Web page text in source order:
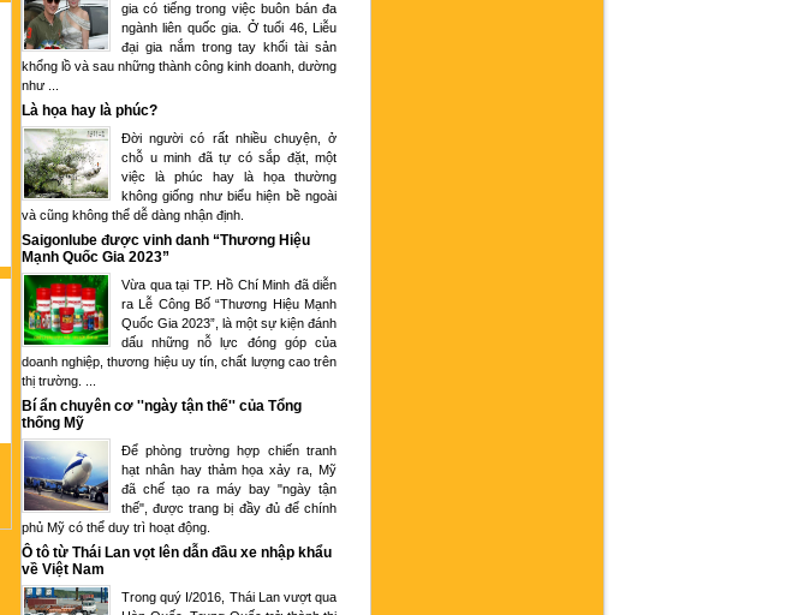
gia có tiếng trong việc buôn bán đa
ngành liên quốc gia. Ở tuổi 46, Liễu
đại gia nắm trong tay khối tài sản
khổng lồ và sau những thành công kinh doanh, dường
như ...
Là họa hay là phúc?
Đời người có rất nhiều chuyện, ở
chỗ u minh đã tự có sắp đặt, một
việc là phúc hay là họa thường
không giống như biểu hiện bề ngoài
và cũng không thể dễ dàng nhận định.
Saigonlube được vinh danh “Thương Hiệu
Mạnh Quốc Gia 2023”
Vừa qua tại TP. Hồ Chí Minh đã diễn
ra Lễ Công Bố “Thương Hiệu Mạnh
Quốc Gia 2023”, là một sự kiện đánh
dấu những nỗ lực đóng góp của
doanh nghiệp, thương hiệu uy tín, chất lượng cao trên
thị trường. ...
Bí ẩn chuyên cơ ''ngày tận thế'' của Tổng
thống Mỹ
Để phòng trường hợp chiến tranh
hạt nhân hay thảm họa xảy ra, Mỹ
đã chế tạo ra máy bay "ngày tận
thế", được trang bị đầy đủ để chính
phủ Mỹ có thể duy trì hoạt động.
Ô tô từ Thái Lan vọt lên dẫn đầu xe nhập khẩu
về Việt Nam
Trong quý I/2016, Thái Lan vượt qua